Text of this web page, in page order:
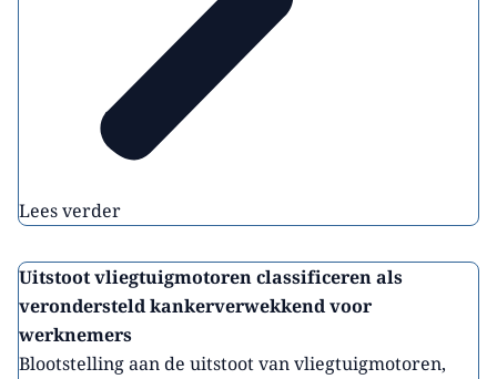
Lees verder
Uitstoot vliegtuigmotoren classificeren als
verondersteld kankerverwekkend voor
werknemers
Blootstelling aan de uitstoot van vliegtuigmotoren,